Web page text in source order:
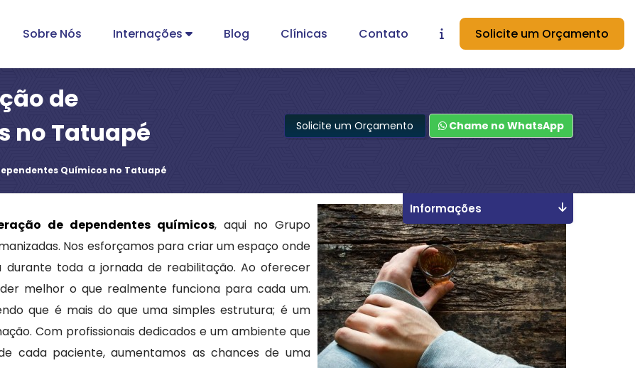
Sobre Nós
Internações
Blog Clínicas Contato Solicite um Orçamento
de
no Tatuapé
Químicos no Tatuapé
Solicite um Orçamento Chame no WhatsApp
de dependentes químicos, aqui no Grupo
Nos esforçamos para criar um espaço onde
toda a jornada de reabilitação. Ao oferecer
melhor o que realmente funciona para cada um.
que é mais do que uma simples estrutura; é um
Com profissionais dedicados e um ambiente que
cada paciente, aumentamos as chances de uma
Informações